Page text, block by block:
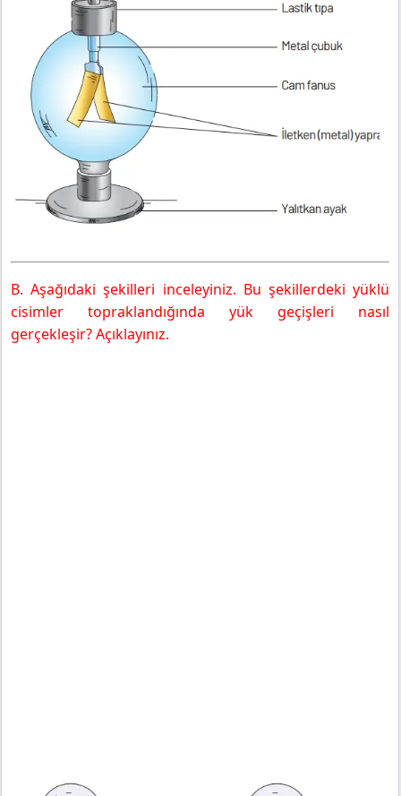
B. Aşağıdaki şekilleri inceleyiniz. Bu şekillerdeki yüklü
cisimler topraklandığında yük geçişleri nasıl
gerçekleşir? Açıklayınız.